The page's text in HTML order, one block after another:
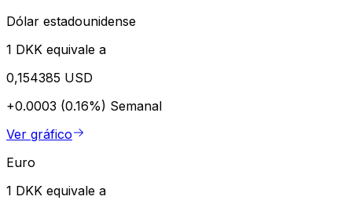
Dólar estadounidense
1 DKK equivale a
0,154385 USD
+0.0003 (0.16%) Semanal
Ver gráfico
Euro
1 DKK equivale a